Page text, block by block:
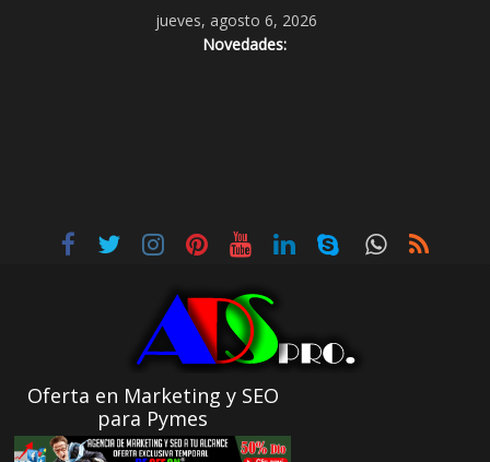
jueves, agosto 6, 2026
Novedades:
Oferta en Marketing y SEO
para Pymes